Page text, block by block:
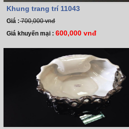
Khung trang trí 11043
Giá :700,000 vnđ
Giá khuyến mại : 600,000 vnđ